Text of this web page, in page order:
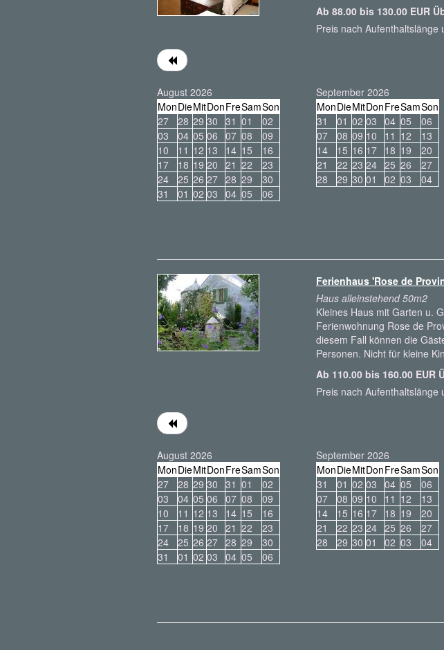
Ab 88.00 bis 130.00 EUR
Preis nach Aufenthaltslänge
August 2026
MonDieMitDonFreSamSon
27
28 29 30 31 01
02
03
04 05 06 07 08
09
10
11 12 13 14 15
16
17
18 19 20 21 22
23
24
25 26 27 28 29
30
31
01 02 03 04 05 06
September 2026
MonDieMitDonFreSamSon
31
01 02 03 04 05
06
07
08 09 10 11 12
13
14
15 16 17 18 19
20
21
22 23 24 25 26
27
28
29 30 01 02 03 04
Ferienhaus 'Rose de
Haus alleinstehend 50m2
Kleines Haus mit Garten u.
Ferienwohnung Rose de
diesem Fall können die
Personen. Nicht für kleine
Ab 110.00 bis 160.00 EUR
Preis nach Aufenthaltslänge
August 2026
MonDieMitDonFreSamSon
27
28 29 30 31 01
02
03
04 05 06 07 08
09
10
11 12 13 14 15
16
17
18 19 20 21 22
23
24
25 26 27 28 29
30
31
01 02 03 04 05 06
September 2026
MonDieMitDonFreSamSon
31
01 02 03 04 05
06
07
08 09 10 11 12
13
14
15 16 17 18 19
20
21
22 23 24 25 26
27
28
29 30 01 02 03 04